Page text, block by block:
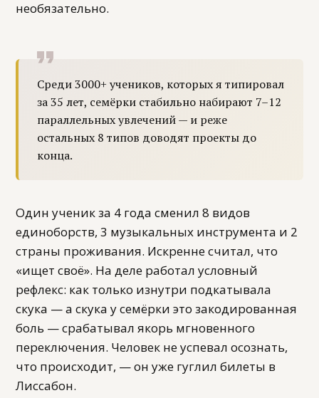
необязательно.
Среди 3000+ учеников, которых я типировал
за 35 лет, семёрки стабильно набирают 7–12
параллельных увлечений — и реже
остальных 8 типов доводят проекты до
конца.
Один ученик за 4 года сменил 8 видов
единоборств, 3 музыкальных инструмента и 2
страны проживания. Искренне считал, что
«ищет своё». На деле работал условный
рефлекс: как только изнутри подкатывала
скука — а скука у семёрки это закодированная
боль — срабатывал якорь мгновенного
переключения. Человек не успевал осознать,
что происходит, — он уже гуглил билеты в
Лиссабон.